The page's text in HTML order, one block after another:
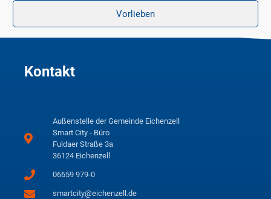
Vorlieben
Kontakt
Außenstelle der Gemeinde Eichenzell
Smart City - Büro
Fuldaer Straße 3a
36124 Eichenzell
06659 979-0
smartcity@eichenzell.de